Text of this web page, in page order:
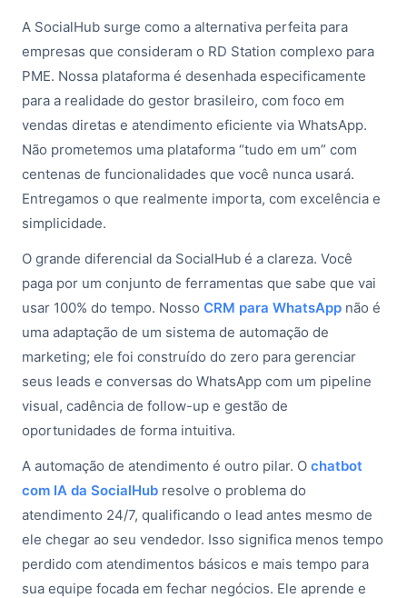
A SocialHub surge como a alternativa perfeita para
empresas que consideram o RD Station complexo para
PME. Nossa plataforma é desenhada especificamente
para a realidade do gestor brasileiro, com foco em
vendas diretas e atendimento eficiente via WhatsApp.
Não prometemos uma plataforma “tudo em um” com
centenas de funcionalidades que você nunca usará.
Entregamos o que realmente importa, com excelência e
simplicidade.
O grande diferencial da SocialHub é a clareza. Você
paga por um conjunto de ferramentas que sabe que vai
usar 100% do tempo. Nosso CRM para WhatsApp não é
uma adaptação de um sistema de automação de
marketing; ele foi construído do zero para gerenciar
seus leads e conversas do WhatsApp com um pipeline
visual, cadência de follow-up e gestão de
oportunidades de forma intuitiva.
A automação de atendimento é outro pilar. O chatbot
com IA da SocialHub resolve o problema do
atendimento 24/7, qualificando o lead antes mesmo de
ele chegar ao seu vendedor. Isso significa menos tempo
perdido com atendimentos básicos e mais tempo para
sua equipe focada em fechar negócios. Ele aprende e